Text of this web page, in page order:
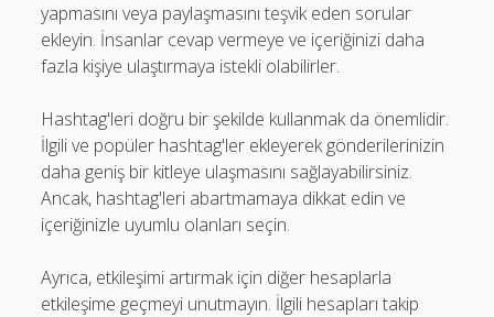
yapmasını veya paylaşmasını teşvik eden sorular
ekleyin. İnsanlar cevap vermeye ve içeriğinizi daha
fazla kişiye ulaştırmaya istekli olabilirler.
Hashtag'leri doğru bir şekilde kullanmak da önemlidir.
İlgili ve popüler hashtag'ler ekleyerek gönderilerinizin
daha geniş bir kitleye ulaşmasını sağlayabilirsiniz.
Ancak, hashtag'leri abartmamaya dikkat edin ve
içeriğinizle uyumlu olanları seçin.
Ayrıca, etkileşimi artırmak için diğer hesaplarla
etkileşime geçmeyi unutmayın. İlgili hesapları takip